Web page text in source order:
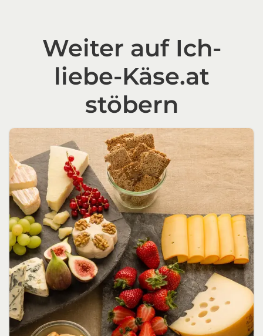
Weiter auf Ich-
liebe-Käse.at
stöbern